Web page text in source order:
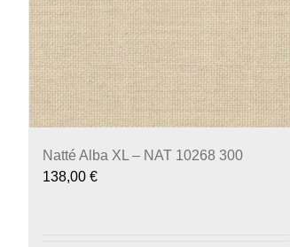
Natté Alba XL – NAT 10268 300
138,00 €